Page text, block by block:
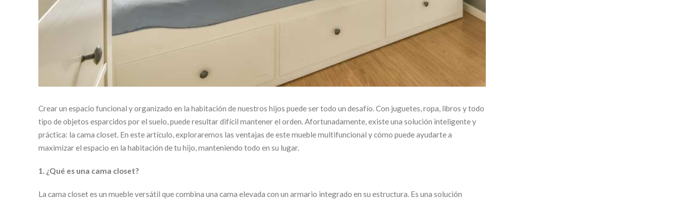
Crear un espacio funcional y organizado en la habitación de nuestros hijos puede ser todo un desafío. Con juguetes, ropa, libros y todo
tipo de objetos esparcidos por el suelo, puede resultar difícil mantener el orden. Afortunadamente, existe una solución inteligente y
práctica: la cama closet. En este artículo, exploraremos las ventajas de este mueble multifuncional y cómo puede ayudarte a
maximizar el espacio en la habitación de tu hijo, manteniendo todo en su lugar.
1. ¿Qué es una cama closet?
La cama closet es un mueble versátil que combina una cama elevada con un armario integrado en su estructura. Es una solución